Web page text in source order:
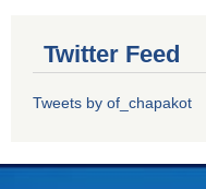
Twitter Feed
Tweets by of_chapakot